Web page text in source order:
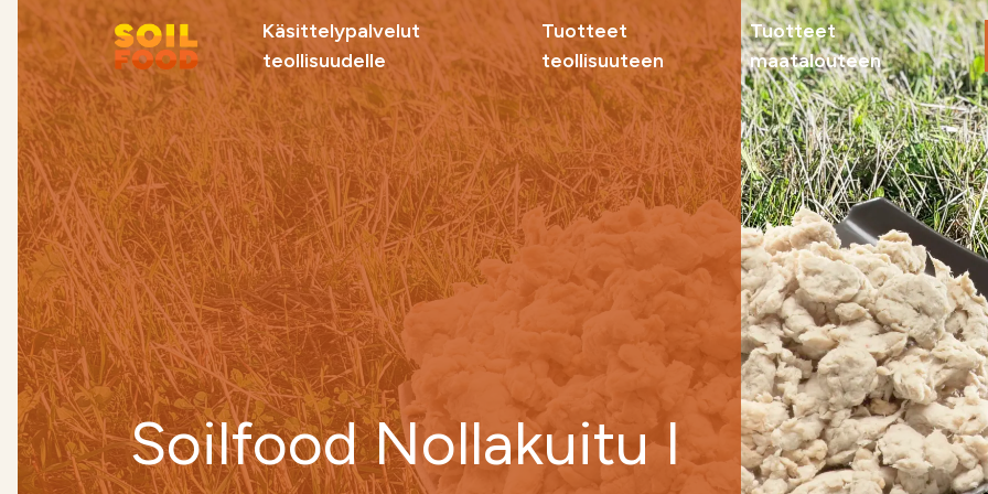
Käsittelypalvelut
teollisuudelle
Tuotteet
teollisuuteen
Tuotteet
maatalouteen
Suosittelemme
Soilfood Newera
kiertotalouskalkit
teollisuudelle
Palvelut
metsäteollisuudelle
Ota yhteyttä
Ota
Soilfood Nollakuitu I